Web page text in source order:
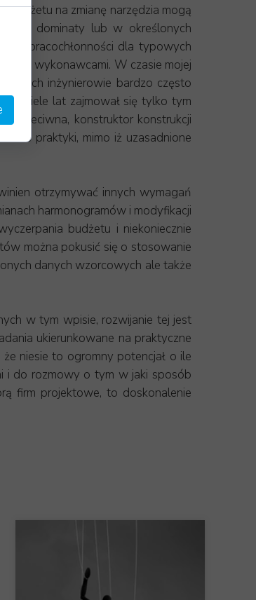
na zmianę narzędzia mogą
dominaty lub w określonych
pracochłonności dla typowych
wykonawcami. W czasie mojej
inżynierowie bardzo często
wiele lat zajmował się tylko tym
przeciwna, konstruktor konstrukcji
praktyki, mimo iż uzasadnione
otrzymywać innych wymagań
harmonogramów i modyfikacji
budżetu i niekoniecznie
można pokusić się o stosowanie
danych wzorcowych ale także
w tym wpisie, rozwijanie tej jest
ukierunkowane na praktyczne
niesie to ogromny potencjał o ile
i do rozmowy o tym w jaki sposób
firm projektowe, to doskonalenie